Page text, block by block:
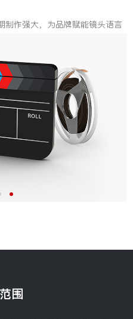
制作强大，为品牌赋能镜头语言
围